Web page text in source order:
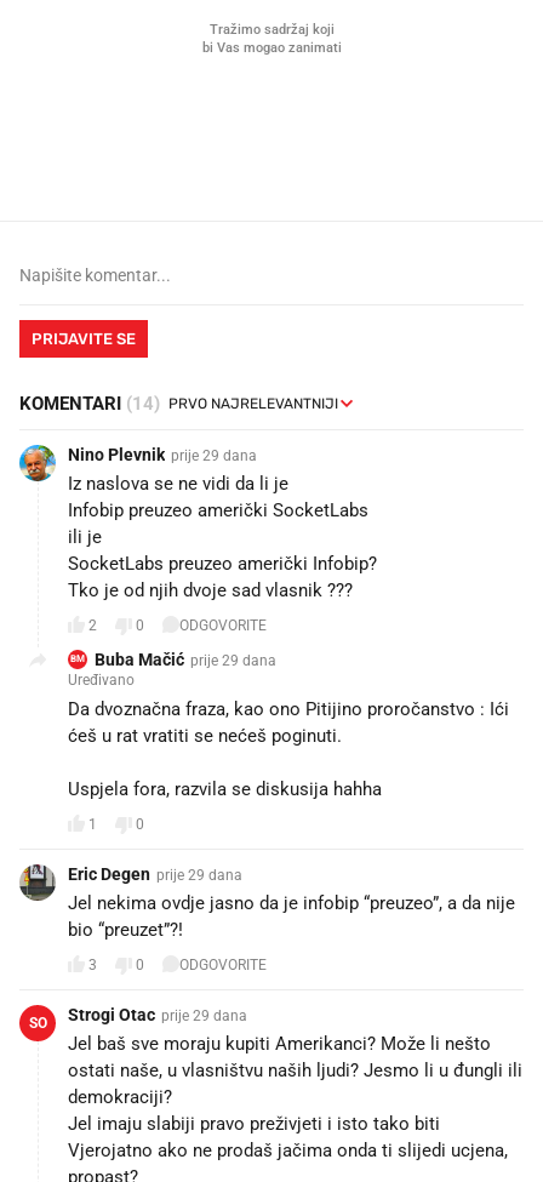
PRIJAVITE SE
KOMENTARI (14)
Nino Plevnik prije 29 dana
Iz naslova se ne vidi da li je
Infobip preuzeo američki SocketLabs
ili je
SocketLabs preuzeo američki Infobip?
Tko je od njih dvoje sad vlasnik ???
2 0 ODGOVORITE
BM Buba Mačić prije 29 dana
Uređivano
Da dvoznačna fraza, kao ono Pitijino proročanstvo : Ići
ćeš u rat vratiti se nećeš poginuti.
Uspjela fora, razvila se diskusija hahha
1 0
Eric Degen prije 29 dana
Jel nekima ovdje jasno da je infobip “preuzeo”, a da nije
bio “preuzet”?!
3 0 ODGOVORITE
SO Strogi Otac prije 29 dana
Jel baš sve moraju kupiti Amerikanci? Može li nešto
ostati naše, u vlasništvu naših ljudi? Jesmo li u đungli ili
demokraciji?
Jel imaju slabiji pravo preživjeti i isto tako biti
Vjerojatno ako ne prodaš jačima onda ti slijedi ucjena,
propast?